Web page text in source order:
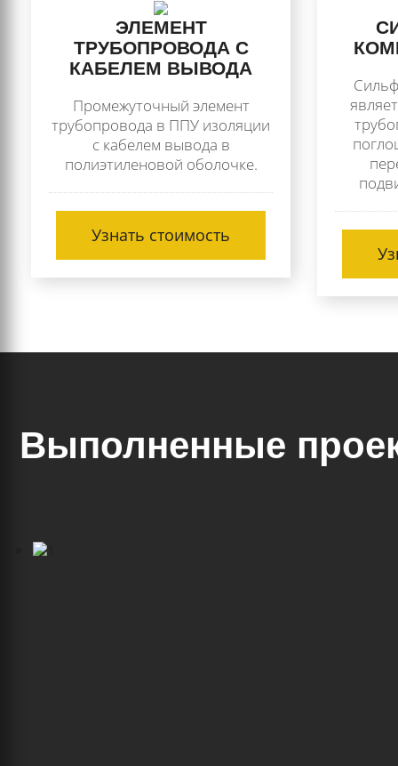
ЭЛЕМЕНТ
ТРУБОПРОВОДА С
КАБЕЛЕМ ВЫВОДА
Промежуточный элемент
трубопровода в ППУ изоляции
с кабелем вывода в
полиэтиленовой оболочке.
Узнать стоимость
Выполненные